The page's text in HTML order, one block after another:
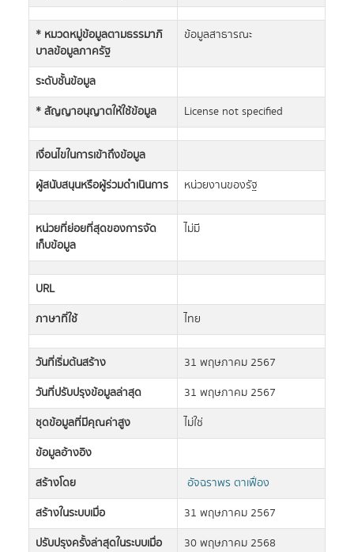
* หมวดหมู่ข้อมูลตามธรรมาภิ
บาลข้อมูลภาครัฐ
ข้อมูลสาธารณะ
ระดับชั้นข้อมูล
* สัญญาอนุญาตให้ใช้ข้อมูล
License not specified
เงื่อนไขในการเข้าถึงข้อมูล
ผู้สนับสนุนหรือผู้ร่วมดำเนินการ
หน่วยงานของรัฐ
หน่วยที่ย่อยที่สุดของการจัด
เก็บข้อมูล
ไม่มี
URL
ภาษาที่ใช้
ไทย
วันที่เริ่มต้นสร้าง
31 พฤษภาคม 2567
วันที่ปรับปรุงข้อมูลล่าสุด
31 พฤษภาคม 2567
ชุดข้อมูลที่มีคุณค่าสูง
ไม่ใช่
ข้อมูลอ้างอิง
สร้างโดย
อัจฉราพร ตาเฟื่อง
สร้างในระบบเมื่อ
31 พฤษภาคม 2567
ปรับปรุงครั้งล่าสุดในระบบเมื่อ
30 พฤษภาคม 2568